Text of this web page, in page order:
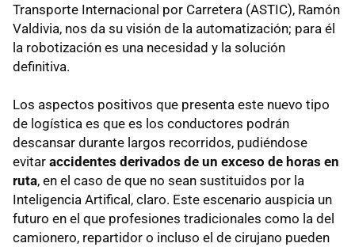
Transporte Internacional por Carretera (ASTIC), Ramón
Valdivia, nos da su visión de la automatización; para él
la robotización es una necesidad y la solución
definitiva.
Los aspectos positivos que presenta este nuevo tipo
de logística es que es los conductores podrán
descansar durante largos recorridos, pudiéndose
evitar accidentes derivados de un exceso de horas en
ruta, en el caso de que no sean sustituidos por la
Inteligencia Artifical, claro. Este escenario auspicia un
futuro en el que profesiones tradicionales como la del
camionero, repartidor o incluso el de cirujano pueden